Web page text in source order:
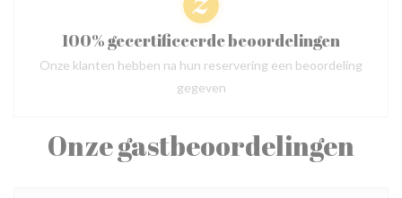
Onze gastbeoordelingen
100% gecertificeerde beoordelingen
Onze klanten hebben na hun reservering een beoordeling
gegeven